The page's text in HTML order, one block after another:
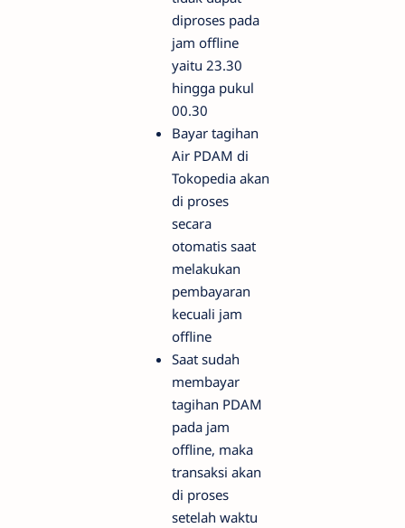
diproses pada
jam offline
yaitu 23.30
hingga pukul
00.30
Bayar tagihan
Air PDAM di
Tokopedia akan
di proses
secara
otomatis saat
melakukan
pembayaran
kecuali jam
offline
Saat sudah
membayar
tagihan PDAM
pada jam
offline, maka
transaksi akan
di proses
setelah waktu